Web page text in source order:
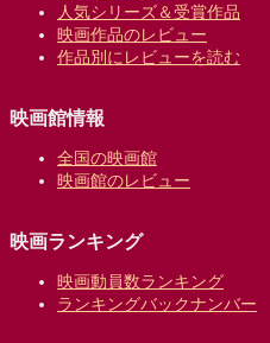
人気シリーズ＆受賞作品
映画作品のレビュー
作品別にレビューを読む
映画館情報
全国の映画館
映画館のレビュー
映画ランキング
映画動員数ランキング
ランキングバックナンバー